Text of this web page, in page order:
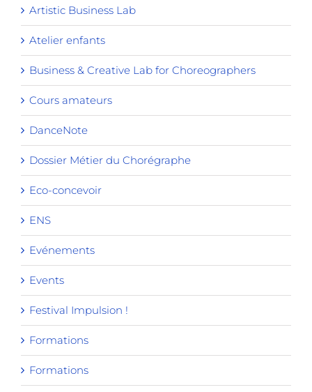
Artistic Business Lab
Atelier enfants
Business & Creative Lab for Choreographers
Cours amateurs
DanceNote
Dossier Métier du Chorégraphe
Eco-concevoir
ENS
Evénements
Events
Festival Impulsion !
Formations
Formations